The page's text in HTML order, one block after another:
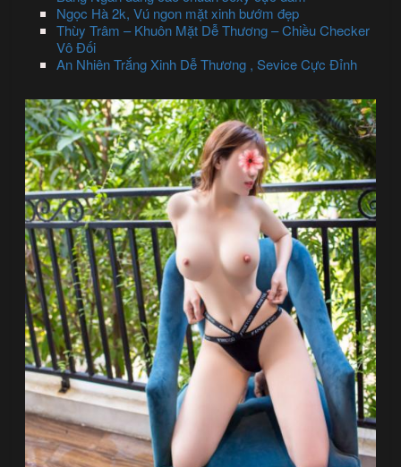
Ngọc Hà 2k, Vú ngon mặt xinh bướm đẹp
Thùy Trâm – Khuôn Mặt Dễ Thương – Chiều Checker
Vô Đối
An Nhiên Trắng Xinh Dễ Thương , Sevice Cực Đỉnh